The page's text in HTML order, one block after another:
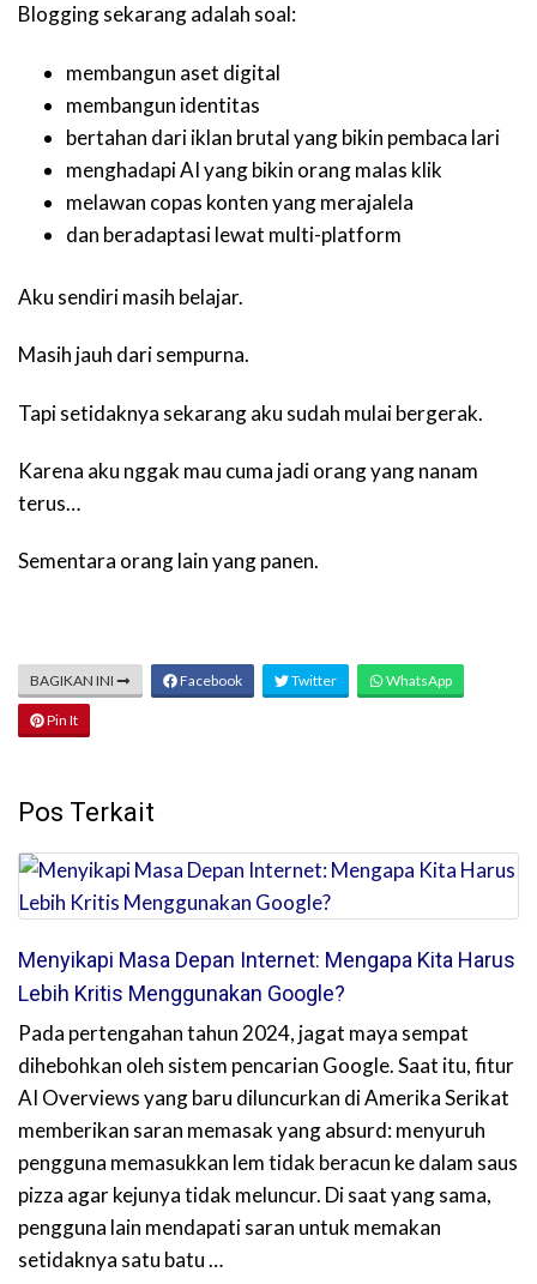
Blogging sekarang adalah soal:
membangun aset digital
membangun identitas
bertahan dari iklan brutal yang bikin pembaca lari
menghadapi AI yang bikin orang malas klik
melawan copas konten yang merajalela
dan beradaptasi lewat multi-platform
Aku sendiri masih belajar.
Masih jauh dari sempurna.
Tapi setidaknya sekarang aku sudah mulai bergerak.
Karena aku nggak mau cuma jadi orang yang nanam
terus…
Sementara orang lain yang panen.
BAGIKAN INI Facebook Twitter WhatsApp
Pin It
Pos Terkait
Menyikapi Masa Depan Internet: Mengapa Kita Harus
Lebih Kritis Menggunakan Google?
Pada pertengahan tahun 2024, jagat maya sempat
dihebohkan oleh sistem pencarian Google. Saat itu, fitur
AI Overviews yang baru diluncurkan di Amerika Serikat
memberikan saran memasak yang absurd: menyuruh
pengguna memasukkan lem tidak beracun ke dalam saus
pizza agar kejunya tidak meluncur. Di saat yang sama,
pengguna lain mendapati saran untuk memakan
setidaknya satu batu …